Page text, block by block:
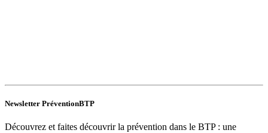
Newsletter PréventionBTP
Découvrez et faites découvrir la prévention dans le BTP : une